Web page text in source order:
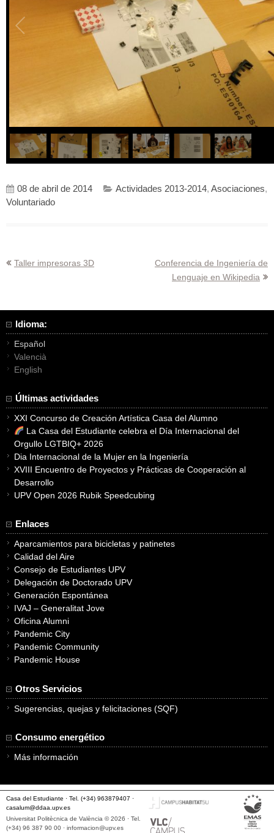
08 de abril de 2014 Actividades 2013-2014, Asociaciones,
Voluntariado
Navegación
Taller impresoras 3D
Conferencia de Ingeniería de
Lenguaje en Wikipedia
Idioma:
Español
Valencià
English
Últimas actividades
XXI Concurso de Creación Artística Casa del Alumno
La Casa del Estudiante celebra el Día Internacional del
Orgullo LGTBIQ+ 2026
Dia Internacional de la Mujer en la Ingeniería
XVIII Encuentro de Proyectos y Prácticas de Cooperación al
Desarrollo
UPV Open 2026 Rubik Speedcubing
Enlaces
Aparcamientos para bicicletas y patinetes
Calidad del Aire
Consejo de Estudiantes UPV
Delegación de Doctorado UPV
Generación Espontánea
IVAJ – Generalitat Jove
Oficina Alumni
Pandemic City
Pandemic Community
Pandemic House
Otros Servicios
Sugerencias, quejas y felicitaciones (SQF)
Consumo energético
Más información
Casa del Estudiante · Tel. (+34) 963879407 ·
casalum@ddaa.upv.es
Universitat Politècnica de València © 2026 · Tel.
(+34) 96 387 90 00 · informacion@upv.es